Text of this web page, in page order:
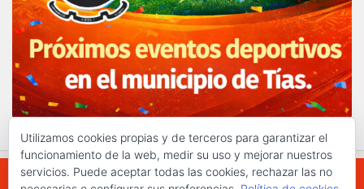
Utilizamos cookies propias y de terceros para garantizar el
funcionamiento de la web, medir su uso y mejorar nuestros
servicios. Puede aceptar todas las cookies, rechazar las no